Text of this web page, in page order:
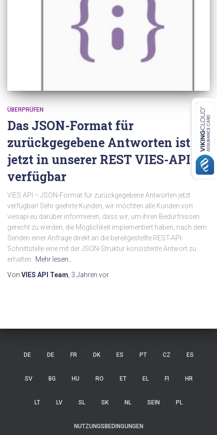
ÜBERPRÜFEN
Das JSON-Format für
zurückgegebene Antworten ist
jetzt in unserer REST VIES-API
verfügbar
VIES API – JSON-Format für zurückgegebene Antworten jetzt
verfügbar! Sehr geehrte Kunden, wir möchten alle Kunden von
viesapi.eu darüber informieren, dass wir, um ihren Bedürfnissen
gerecht zu werden, die Möglichkeit implementiert haben, nach dem
Senden einer Anfrage direkt an die bereitgestellte REST-API-
Schnittstelle eine mit der JSON-Struktur konsistente Antwort zu
erhalten.
Mehr lesen…
Von VIES API Team 3 Jahren vor
DE DE FR DK ES PT CZ ES
SV BG HU RO ET EL FI HR
LT LV SL SK NL SEIN PL
NUTZUNGSBEDINGUNGEN